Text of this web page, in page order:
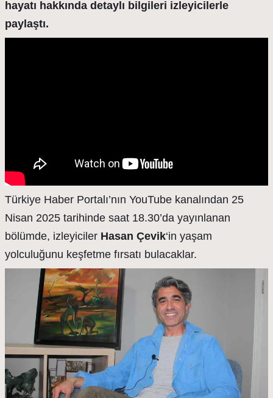
hayatı hakkında detaylı bilgileri izleyicilerle
paylaştı.
Türkiye Haber Portalı’nın YouTube kanalından 25
Nisan 2025 tarihinde saat 18.30’da yayınlanan
bölümde, izleyiciler Hasan Çevik‘in yaşam
yolculuğunu keşfetme fırsatı bulacaklar.